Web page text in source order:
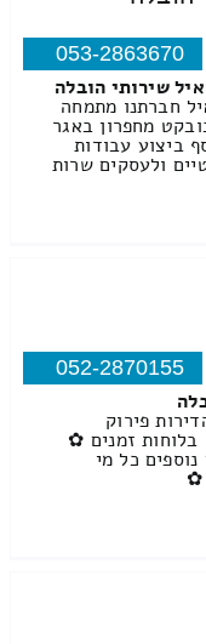
053-2863670
שירותי הובלה
חברתנו מתמחה
מחפרון באגר
ביצוע עבודות
ולעסקים שרות
052-2870155
פירוק
בלוחות זמנים ✿
נוספים כל מי
✿